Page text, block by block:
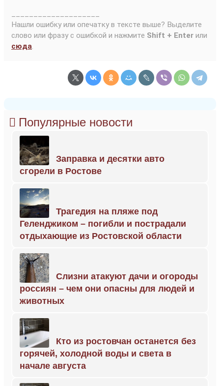
Нашли ошибку или опечатку в тексте выше? Выделите
слово или фразу с ошибкой и нажмите Shift + Enter или
сюда.
Популярные новости
Заправка и десятки авто
сгорели в Ростове
Трагедия на пляже под
Геленджиком – погибли и пострадали
отдыхающие из Ростовской области
Слизни атакуют дачи и огороды
россиян – чем они опасны для людей и
животных
Кто из ростовчан останется без
горячей, холодной воды и света в
начале августа